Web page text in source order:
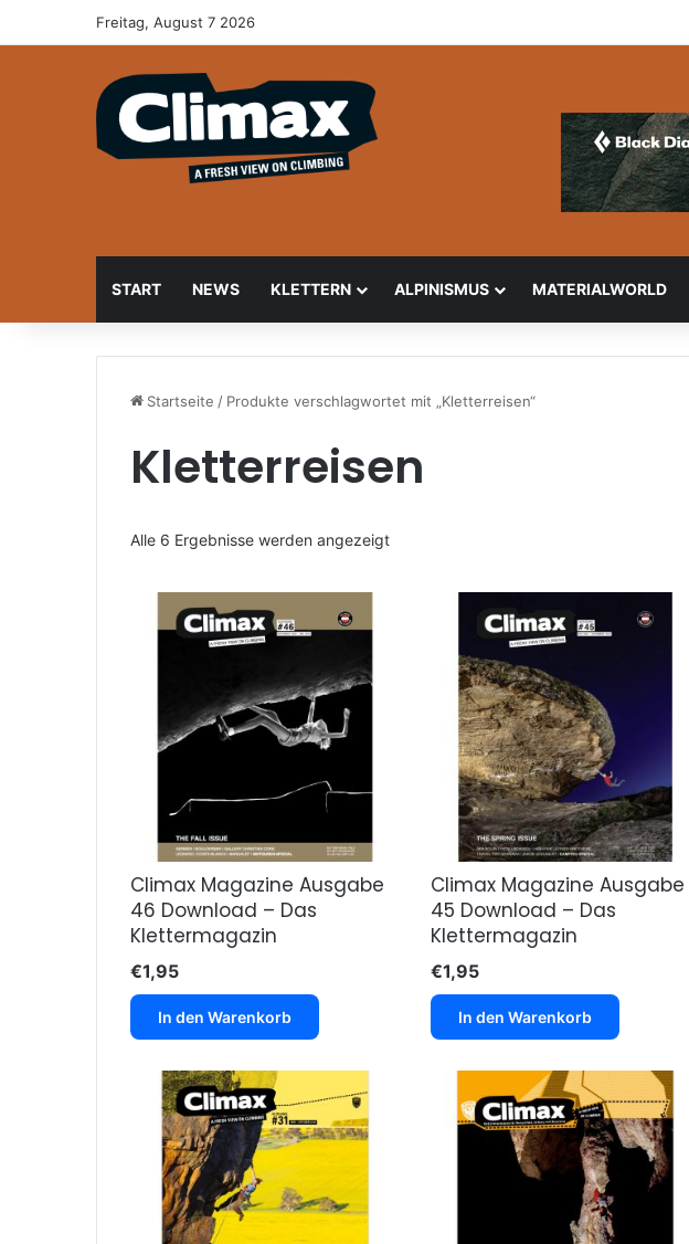
Freitag, August 7 2026
START NEWS KLETTERN ALPINISMUS MATERIALWORLD
Startseite / Produkte verschlagwortet mit „Kletterreisen“
Kletterreisen
Alle 6 Ergebnisse werden angezeigtNach
Climax Magazine Ausgabe
46 Download – Das
Klettermagazin
€1,95
In den Warenkorb
Climax Magazine Ausgabe
45 Download – Das
Klettermagazin
€1,95
In den Warenkorb